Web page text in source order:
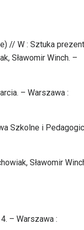
// W : Sztuka
Sławomir Winch. –
– Warszawa :
Szkolne i
Sławomir
– Warszawa :